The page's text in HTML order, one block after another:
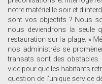
notre matériel le soir et
sont vos objectifs ? Nous
nous deviendrons la seule
restauration sur la plage. »
nos administrés se
transats sont des obstacles.
vide pour que les habitants
question de l’unique service